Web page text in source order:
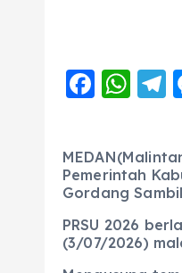
F
e
b
o
o
W
ts
A
p
p
r
Pemerintah
Gordang
PRSU 2026
(3/07/2026)